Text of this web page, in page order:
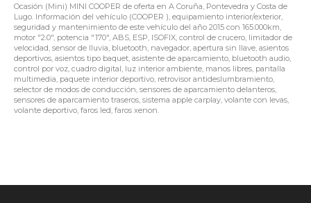
Ocasión (Mini) MINI COOPER de oferta en A Coruña, Pontevedra y Costa de
Lugo. Información del vehículo (COOPER ), equipamiento interior/exterior,
seguridad y mantenimiento de este vehículo del año 2015 con 165.000km,
motor "2.0", potencia "170", ABS, ESP, ISOFIX, control de crucero, limitador de
velocidad, sensor de lluvia, bluetooth, navegador, apertura sin llave, asientos
deportivos, asientos tipo baquet, asistente de aparcamiento, bluetooth audio,
control por voz, cuadro digital, luz interior ambiente, manos libres, pantalla
multimedia, paquete interior deportivo, retrovisor antideslumbramiento,
selector de modos de conducción, sensores de aparcamiento delanteros,
sensores de aparcamiento traseros, sistema apple carplay, volante con levas,
volante deportivo, faros led, faros xenon.